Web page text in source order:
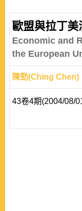
歐盟與拉丁
Economic and
the European
陳勁(Ching Chen)
43卷4期(2004/08/